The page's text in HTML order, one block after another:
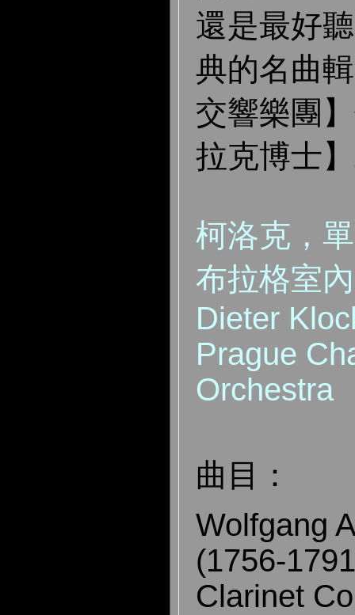
還是最好
典的名曲
交響樂團
拉克博士
柯洛克，
布拉格室
Dieter
Prague
Orchestra
曲目：
Wolfgang
(1756-
Clarinet